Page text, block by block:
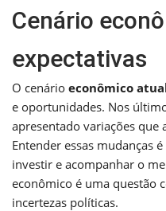
Cenário
expectativas
O cenário econômico
e oportunidades. Nos
apresentado variações que
Entender essas mudanças
investir e acompanhar o
econômico é uma questão
incertezas políticas.